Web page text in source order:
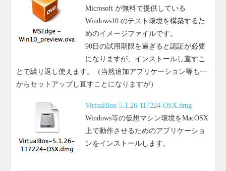
Microsoft が無料で提供している
Windows10 のテスト環境を構築するた
めのイメージファイルです。
90日の試用期限を過ぎると認証が必要
になりますが、インストールし直すこ
とで繰り返し使えます。（当然追加アプリケーション等も一
からセットアップし直すことになりますが）
VirtualBox-5.1.26-117224-OSX.dmg
Windows等の仮想マシン環境をMacOSX
上で動作させるためのアプリケーショ
ンをインストールします。